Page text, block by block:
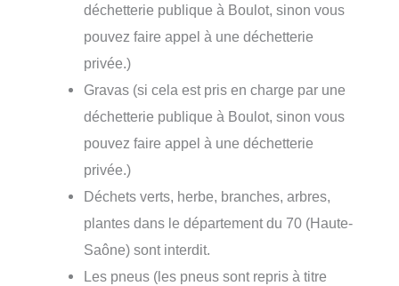
déchetterie publique à Boulot, sinon vous
pouvez faire appel à une déchetterie
privée.)
Gravas (si cela est pris en charge par une
déchetterie publique à Boulot, sinon vous
pouvez faire appel à une déchetterie
privée.)
Déchets verts, herbe, branches, arbres,
plantes dans le département du 70 (Haute-
Saône) sont interdit.
Les pneus (les pneus sont repris à titre